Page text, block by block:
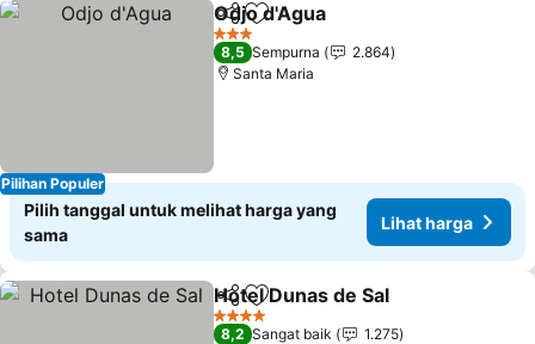
Pilihan Populer
BagikanTambahkan ke favorit
Odjo d'Agua
3 Bintang
8,5 Sempurna
2.864
Santa Maria
Pilih tanggal untuk melihat harga yang
sama
Lihat harga
BagikanTambahkan ke favorit
Hotel Dunas de Sal
4 Bintang
8,2 Sangat baik
1.275